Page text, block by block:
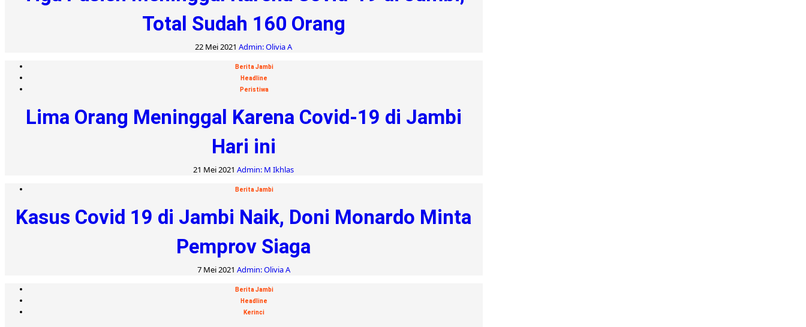
Total Sudah 160 Orang
22 Mei 2021Admin: Olivia A
Berita Jambi
Headline
Peristiwa
Lima Orang Meninggal Karena Covid-19 di Jambi
Hari ini
21 Mei 2021Admin: M Ikhlas
Berita Jambi
Kasus Covid 19 di Jambi Naik, Doni Monardo Minta
Pemprov Siaga
7 Mei 2021 Admin: Olivia A
Berita Jambi
Headline
Kerinci